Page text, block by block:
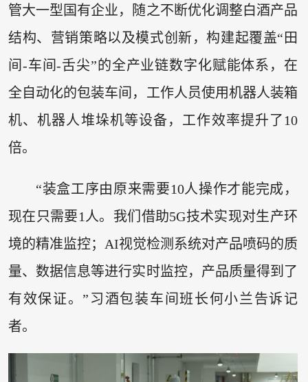
管大一型国有企业，随之不断优化调整白酒产品
结构、营销策略以及模式创新，构建起覆盖“田
间-车间-舌尖”的全产业链数字化赋能体系，在
全自动化的包装车间，工作人员使用机器人装箱
机、机器人堆垛机等设备，工作效率提升了10
倍。
“装盒工序由原来需要10人操作才能完成，
现在只需要1人。我们借助5G技术实现对生产环
境的精准监控；AI视觉检测系统对产品喷码的质
量、数据信息等进行实时监控，产品质量得到了
有效保证。”习酒包装车间班长何小兰告诉记
者。